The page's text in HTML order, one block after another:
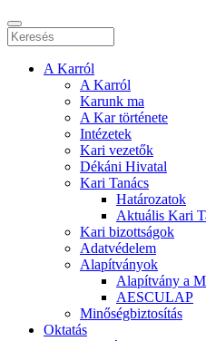
A Karról
A Karról
Karunk ma
A Kar története
Intézetek
Kari vezetők
Dékáni Hivatal
Kari Tanács
Határozatok
Aktuális Kari
Kari bizottságok
Adatvédelem
Alapítványok
Alapítvány a
AESCULAP
Minőségbiztosítás
Oktatás